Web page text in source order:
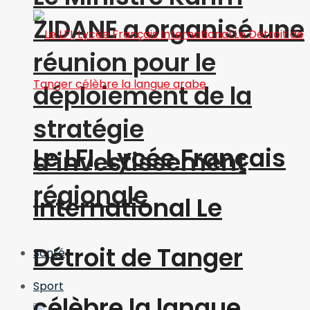
ZIDANE a organisé une
réunion pour le
déploiement de la
stratégie
d’investissement
régionale
Santé
Sport
Le LFI, Lycée Français
International Le
Détroit de Tanger